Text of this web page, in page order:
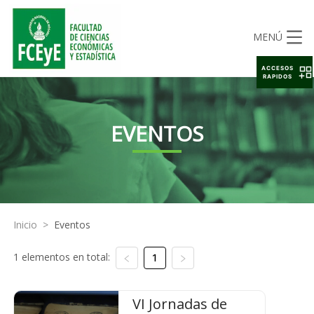
MENÚ
EVENTOS
Inicio > Eventos
1 elementos en total: 1
VI Jornadas de
ACCESOS
RAPIDOS